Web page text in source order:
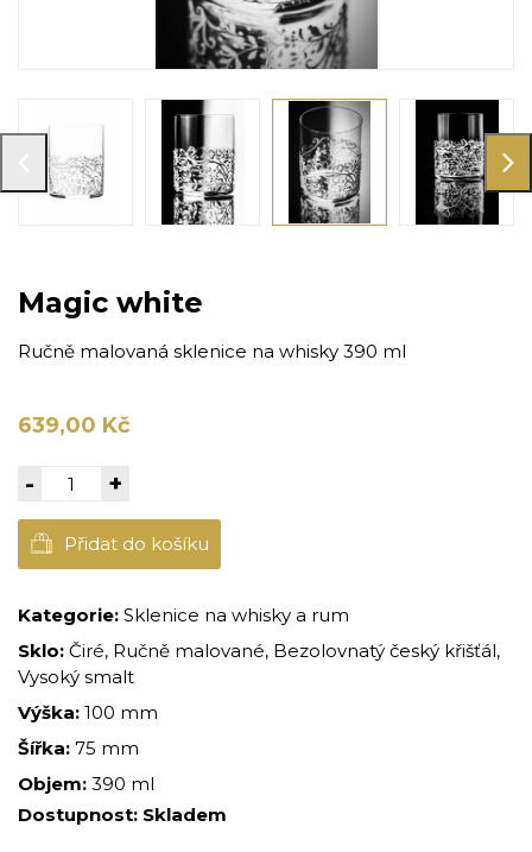
Magic white
Ručně malovaná sklenice na whisky 390 ml
639,00 Kč
- +
Přidat do košíku
Kategorie: Sklenice na whisky a rum
Sklo: Čiré, Ručně malované, Bezolovnatý český křišťál,
Vysoký smalt
Výška: 100 mm
Šířka: 75 mm
Objem: 390 ml
Dostupnost: Skladem